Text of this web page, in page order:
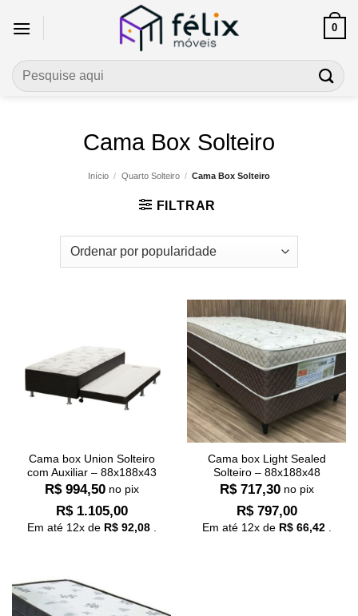
0
Pesquisar
por:
Cama Box Solteiro
Início / Quarto Solteiro / Cama Box Solteiro
FILTRAR
Cama box Union Solteiro
com Auxiliar – 88x188x43
R$994,50 no pix
R$1.105,00
Em até 12x de R$92,08.
Cama box Light Sealed
Solteiro – 88x188x48
R$717,30 no pix
R$797,00
Em até 12x de R$66,42.